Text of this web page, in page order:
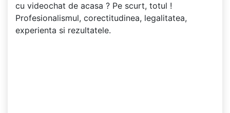
cu videochat de acasa ? Pe scurt, totul !
Profesionalismul, corectitudinea, legalitatea,
experienta si rezultatele.